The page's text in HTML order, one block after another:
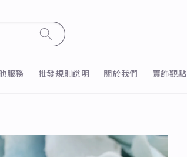
服務 批發規則說明 關於我們 寶飾觀點